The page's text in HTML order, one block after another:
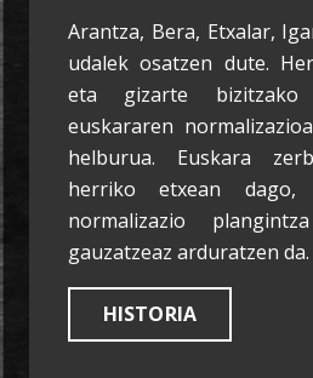
Arantza, Bera, Etxalar,
udalek osatzen dute.
eta gizarte
euskararen
helburua. Euskara
herriko etxean dago,
normalizazio
gauzatzeaz arduratzen da.
HISTORIA